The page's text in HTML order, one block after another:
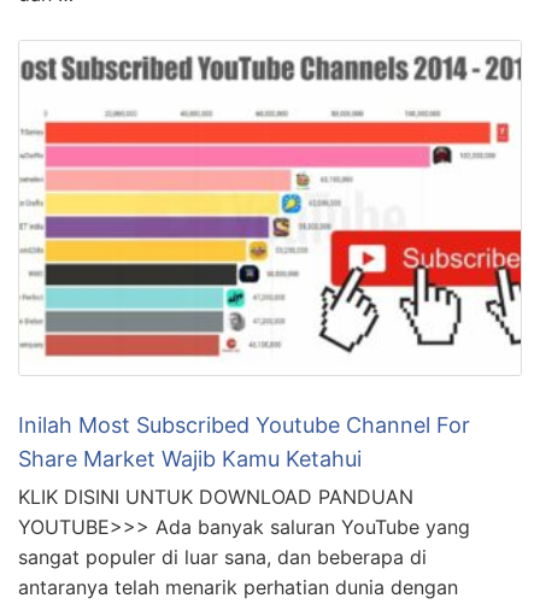
Inilah Most Subscribed Youtube Channel For
Share Market Wajib Kamu Ketahui
KLIK DISINI UNTUK DOWNLOAD PANDUAN
YOUTUBE>>> Ada banyak saluran YouTube yang
sangat populer di luar sana, dan beberapa di
antaranya telah menarik perhatian dunia dengan